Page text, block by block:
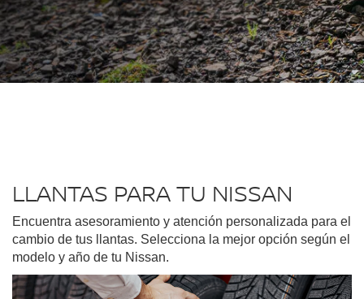
LLANTAS PARA TU NISSAN
Encuentra asesoramiento y atención personalizada para el
cambio de tus llantas. Selecciona la mejor opción según el
modelo y año de tu Nissan.